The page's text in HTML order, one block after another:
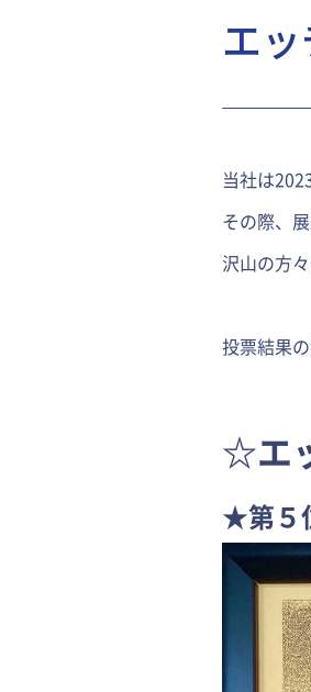
エ
当社は
その際、
沢山の方
投票結果
☆エ
★第５